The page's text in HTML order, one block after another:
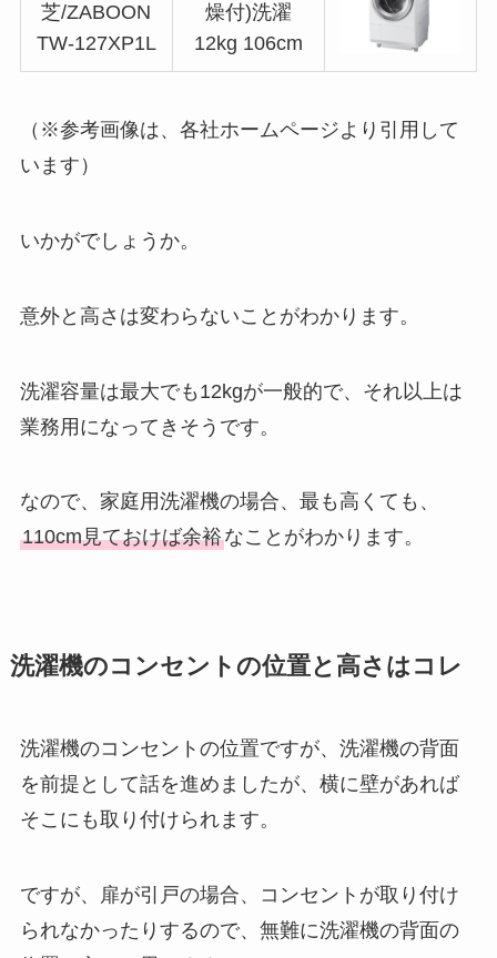
芝/ZABOON
TW-127XP1L
燥付)洗濯
12kg 106cm
（※参考画像は、各社ホームページより引用して
います）
いかがでしょうか。
意外と高さは変わらないことがわかります。
洗濯容量は最大でも12kgが一般的で、それ以上は
業務用になってきそうです。
なので、家庭用洗濯機の場合、最も高くても、
110cm見ておけば余裕なことがわかります。
洗濯機のコンセントの位置と高さはコレ
洗濯機のコンセントの位置ですが、洗濯機の背面
を前提として話を進めましたが、横に壁があれば
そこにも取り付けられます。
ですが、扉が引戸の場合、コンセントが取り付け
られなかったりするので、無難に洗濯機の背面の